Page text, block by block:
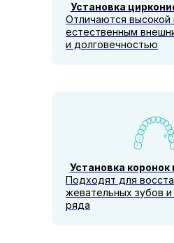
Установка
Отличаются высокой
естественным
и долговечностью
Установка коронок
Подходят для
жевательных зубов и
ряда